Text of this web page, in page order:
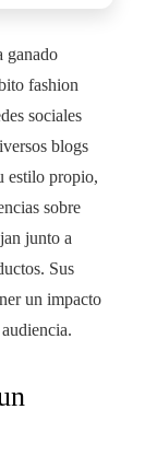
ganado
fashion
sociales
blogs
estilo propio,
sobre
junto a
Sus
un impacto